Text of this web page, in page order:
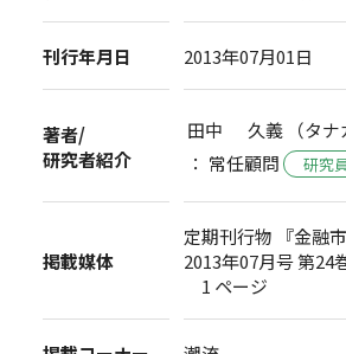
刊行年月日 2013年07月01日
著者/
研究者紹介
田中 久義 （タナ
： 常任顧問
研究
掲載媒体
定期刊行物 『金融市
2013年07月号 第24
1 ページ